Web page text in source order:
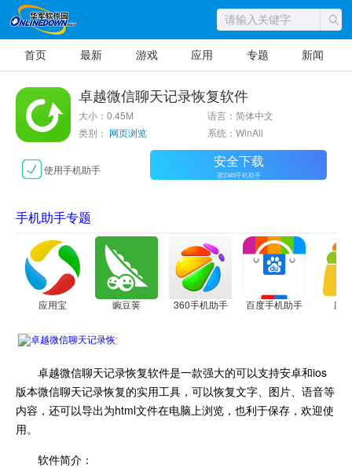
首页 最新 游戏 应用 专题 新闻
卓越微信聊天记录恢复软件
大小：0.45M
语言：简体中文
类别： 网页浏览 系统：WinAll
使用手机助手 安全下载
需2345手机助手
手机助手专题
应用宝 豌豆荚 360手机助手 百度手机助手 应
卓越微信聊天记录恢复软件是一款强大的可以支持安卓和ios
版本微信聊天记录恢复的实用工具，可以恢复文字、图片、语音等
内容，还可以导出为html文件在电脑上浏览，也利于保存，欢迎使
用。
软件简介：